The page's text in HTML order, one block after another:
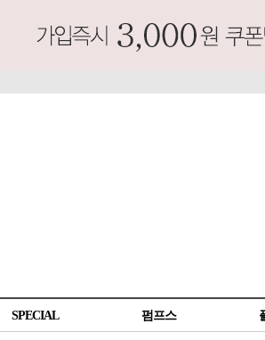
SPECIAL 펌프스